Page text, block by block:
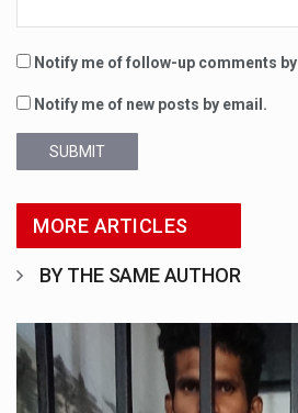
Notify me of follow-up comments
Notify me of new posts by email.
SUBMIT
MORE ARTICLES
BY THE SAME AUTHOR